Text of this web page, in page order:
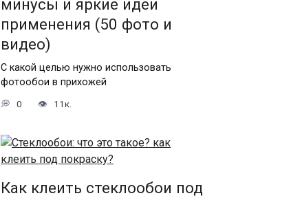
минусы и яркие идеи
применения (50 фото и
видео)
С какой целью нужно использовать
фотообои в прихожей
0 11к.
Как клеить стеклообои под